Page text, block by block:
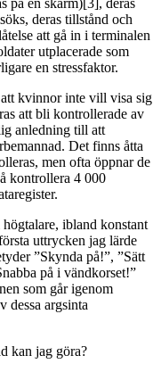
deras tillstånd och
att gå in i terminalen
utplacerade som
en stressfaktor.
kvinnor inte vill visa sig
att bli kontrollerade av
anledning till att
Det finns åtta
men ofta öppnar de
kontrollera 4 000
ibland konstant
uttrycken jag lärde
”Skynda på!”, ”Sätt
på i vändkorset!”
som går igenom
dessa argsinta
kan jag göra?